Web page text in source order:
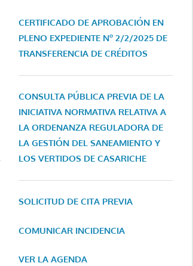
CERTIFICADO DE APROBACIÓN EN
PLENO EXPEDIENTE Nº 2/2/2025 DE
TRANSFERENCIA DE CRÉDITOS
CONSULTA PÚBLICA PREVIA DE LA
INICIATIVA NORMATIVA RELATIVA A
LA ORDENANZA REGULADORA DE
LA GESTIÓN DEL SANEAMIENTO Y
LOS VERTIDOS DE CASARICHE
SOLICITUD DE CITA PREVIA
COMUNICAR INCIDENCIA
VER LA AGENDA